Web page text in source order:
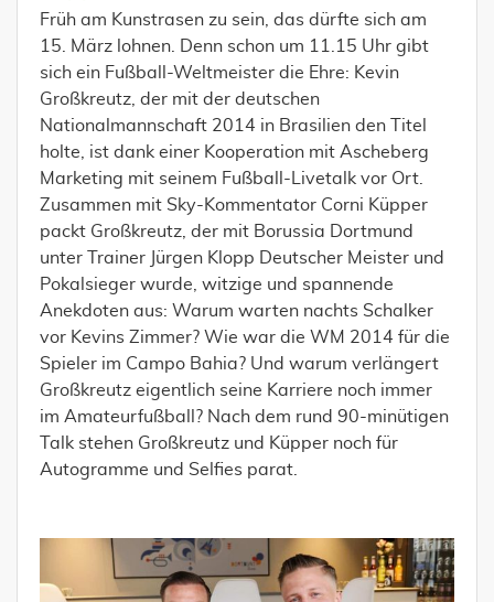
Früh am Kunstrasen zu sein, das dürfte sich am
15. März lohnen. Denn schon um 11.15 Uhr gibt
sich ein Fußball-Weltmeister die Ehre: Kevin
Großkreutz, der mit der deutschen
Nationalmannschaft 2014 in Brasilien den Titel
holte, ist dank einer Kooperation mit Ascheberg
Marketing mit seinem Fußball-Livetalk vor Ort.
Zusammen mit Sky-Kommentator Corni Küpper
packt Großkreutz, der mit Borussia Dortmund
unter Trainer Jürgen Klopp Deutscher Meister und
Pokalsieger wurde, witzige und spannende
Anekdoten aus: Warum warten nachts Schalker
vor Kevins Zimmer? Wie war die WM 2014 für die
Spieler im Campo Bahia? Und warum verlängert
Großkreutz eigentlich seine Karriere noch immer
im Amateurfußball? Nach dem rund 90-minütigen
Talk stehen Großkreutz und Küpper noch für
Autogramme und Selfies parat.